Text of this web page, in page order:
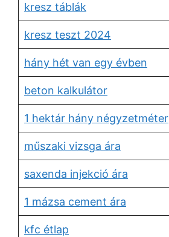
kresz táblák
kresz teszt 2024
hány hét van egy évben
beton kalkulátor
1 hektár hány négyzetméter
műszaki vizsga ára
saxenda injekció ára
1 mázsa cement ára
kfc étlap